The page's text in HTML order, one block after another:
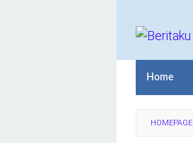
Home
HOMEPAGE